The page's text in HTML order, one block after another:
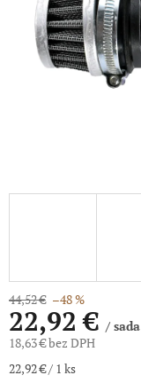
44,52 € –48 %
22,92 €/ sada
18,63 € bez DPH
Jednotková
22,92 € / 1 ks